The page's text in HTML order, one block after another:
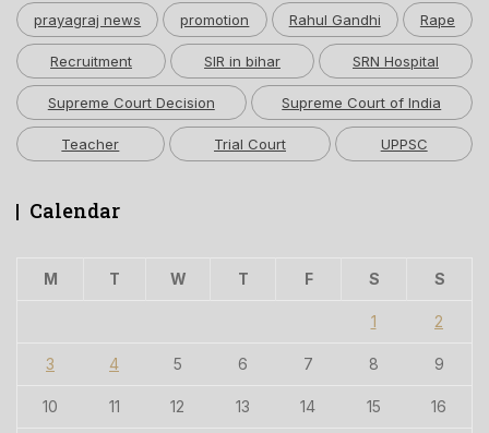
prayagraj news promotion Rahul Gandhi Rape
Recruitment SIR in bihar SRN Hospital
Supreme Court Decision Supreme Court of India
Teacher Trial Court UPPSC
Calendar
M T W T F S S
1 2
3 4 5 6 7 8 9
10 11 12 13 14 15 16